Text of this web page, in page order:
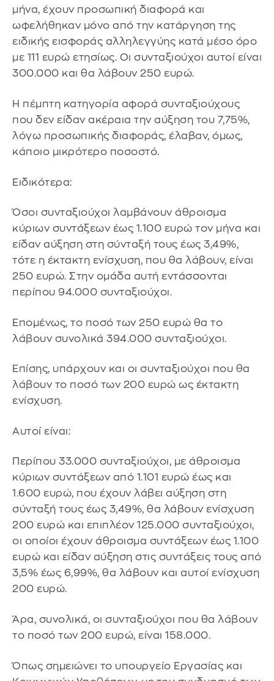
μήνα, έχουν προσωπική διαφορά και
ωφελήθηκαν μόνο από την κατάργηση της
ειδικής εισφοράς αλληλεγγύης κατά μέσο όρο
με 111 ευρώ ετησίως. Οι συνταξιούχοι αυτοί είναι
300.000 και θα λάβουν 250 ευρώ.
Η πέμπτη κατηγορία αφορά συνταξιούχους
που δεν είδαν ακέραια την αύξηση του 7,75%,
λόγω προσωπικής διαφοράς, έλαβαν, όμως,
κάποιο μικρότερο ποσοστό.
Ειδικότερα:
Όσοι συνταξιούχοι λαμβάνουν άθροισμα
κύριων συντάξεων έως 1.100 ευρώ τον μήνα και
είδαν αύξηση στη σύνταξή τους έως 3,49%,
τότε η έκτακτη ενίσχυση, που θα λάβουν, είναι
250 ευρώ. Στην ομάδα αυτή εντάσσονται
περίπου 94.000 συνταξιούχοι.
Επομένως, το ποσό των 250 ευρώ θα το
λάβουν συνολικά 394.000 συνταξιούχοι.
Επίσης, υπάρχουν και οι συνταξιούχοι που θα
λάβουν το ποσό των 200 ευρώ ως έκτακτη
ενίσχυση.
Αυτοί είναι:
Περίπου 33.000 συνταξιούχοι, με άθροισμα
κύριων συντάξεων από 1.101 ευρώ έως και
1.600 ευρώ, που έχουν λάβει αύξηση στη
σύνταξή τους έως 3,49%, θα λάβουν ενίσχυση
200 ευρώ και επιπλέον 125.000 συνταξιούχοι,
οι οποίοι έχουν άθροισμα συντάξεων έως 1.100
ευρώ και είδαν αύξηση στις συντάξεις τους από
3,5% έως 6,99%, θα λάβουν και αυτοί ενίσχυση
200 ευρώ.
Άρα, συνολικά, οι συνταξιούχοι που θα λάβουν
το ποσό των 200 ευρώ, είναι 158.000.
Όπως σημειώνει το υπουργείο Εργασίας και